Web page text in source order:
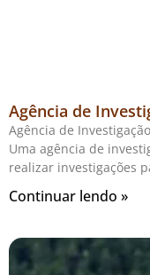
Agência de
Agência de
Uma agência de
realizar investigações
Continuar lendo »